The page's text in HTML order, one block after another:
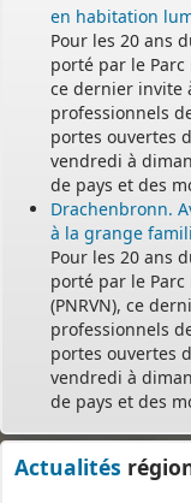
en habitation
Pour les 20 ans
porté par le
ce dernier invite
professionnels
portes ouvertes
vendredi à
de pays et des
Drachenbronn.
à la grange
Pour les 20 ans
porté par le
(PNRVN), ce
professionnels
portes ouvertes
vendredi à
de pays et des
Actualités